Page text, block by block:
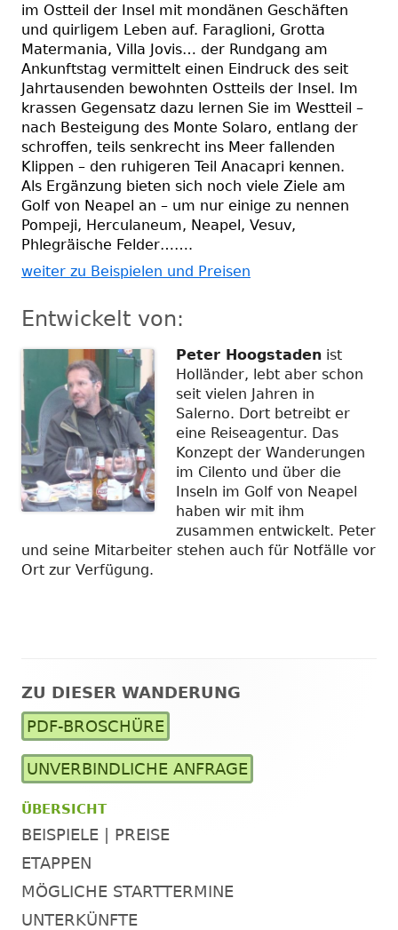
im Ostteil der Insel mit mondänen Geschäften
und quirligem Leben auf. Faraglioni, Grotta
Matermania, Villa Jovis… der Rundgang am
Ankunftstag vermittelt einen Eindruck des seit
Jahrtausenden bewohnten Ostteils der Insel. Im
krassen Gegensatz dazu lernen Sie im Westteil –
nach Besteigung des Monte Solaro, entlang der
schroffen, teils senkrecht ins Meer fallenden
Klippen – den ruhigeren Teil Anacapri kennen.
Als Ergänzung bieten sich noch viele Ziele am
Golf von Neapel an – um nur einige zu nennen
Pompeji, Herculaneum, Neapel, Vesuv,
Phlegräische Felder…….
weiter zu Beispielen und Preisen
Entwickelt von:
Peter Hoogstaden ist
Holländer, lebt aber schon
seit vielen Jahren in
Salerno. Dort betreibt er
eine Reiseagentur. Das
Konzept der Wanderungen
im Cilento und über die
Inseln im Golf von Neapel
haben wir mit ihm
zusammen entwickelt. Peter
und seine Mitarbeiter stehen auch für Notfälle vor
Ort zur Verfügung.
Haupt-
Seitenleiste
ZU DIESER WANDERUNG
PDF-BROSCHÜRE
UNVERBINDLICHE ANFRAGE
ÜBERSICHT
BEISPIELE | PREISE
ETAPPEN
MÖGLICHE STARTTERMINE
UNTERKÜNFTE